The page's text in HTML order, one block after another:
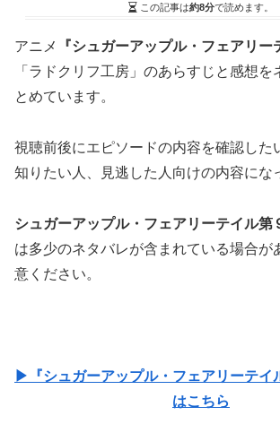
この記事は約8分で読めます。
アニメ
『シュガーアップル・フェアリー
「ラドクリフ工房」のあらすじと感想を
とめています。
視聴前後にエピソードの内容を確認した
知りたい人、見逃した人向けの内容にな
シュガーアップル・フェアリーテイル第
は多少のネタバレが含まれている場合が
意ください。
▶『シュガーアップル・フェアリーテイ
はこちら